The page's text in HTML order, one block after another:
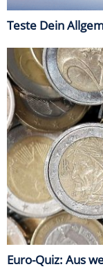
Teste Dein
Euro-Quiz: Aus